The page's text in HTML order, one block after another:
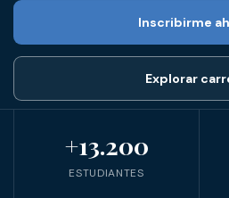
Inscribirme
Explorar
+13.200
ESTUDIANTES